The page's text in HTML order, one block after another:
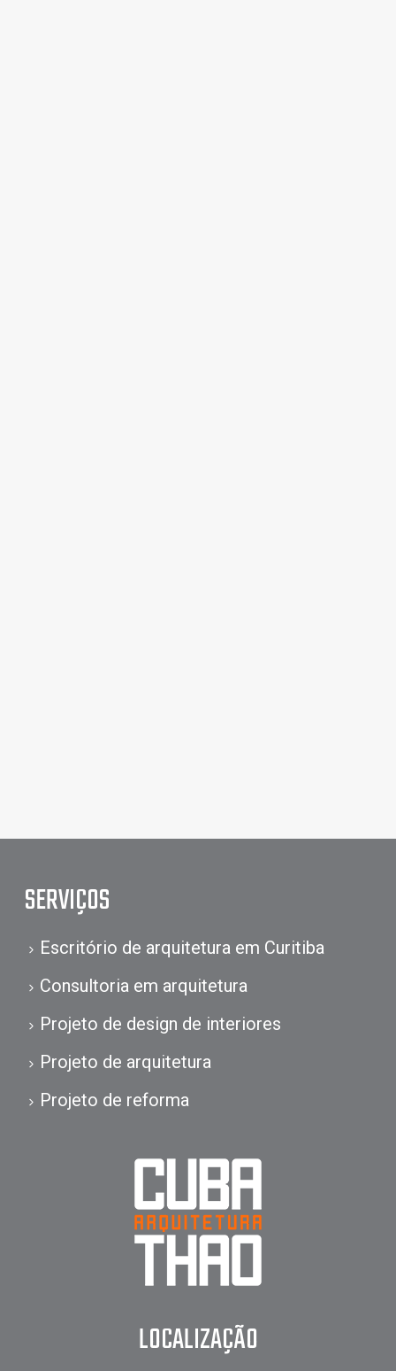
SERVIÇOS
Escritório de arquitetura em Curitiba
Consultoria em arquitetura
Projeto de design de interiores
Projeto de arquitetura
Projeto de reforma
LOCALIZAÇÃO